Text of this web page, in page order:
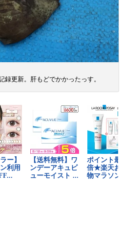
録更新。肝もどでかかったっす。